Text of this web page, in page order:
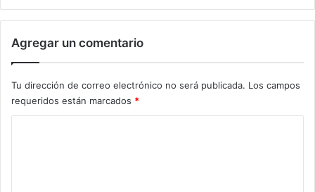
Agregar un comentario
Tu dirección de correo electrónico no será publicada. Los campos
requeridos están marcados *